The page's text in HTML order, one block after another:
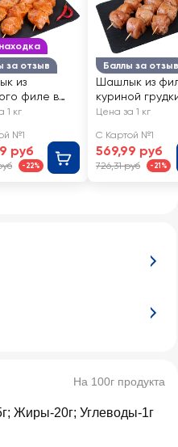
На 100г продукта
Жиры-20г; Углеводы-1г
за отзыв
из
филе в
1 кг
№1
руб
-22%
Баллы за отзыв
Шашлык из
куриной
тайском
Цена за 1 кг
С Картой №1
569,99 руб
726,31 руб -21%